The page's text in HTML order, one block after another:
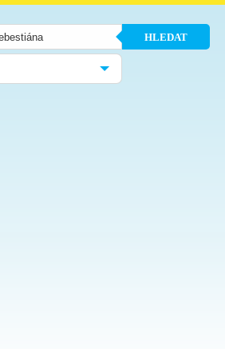
HLEDAT